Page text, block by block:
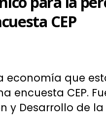
CEP
economía que
encuesta CEP.
Desarrollo de la